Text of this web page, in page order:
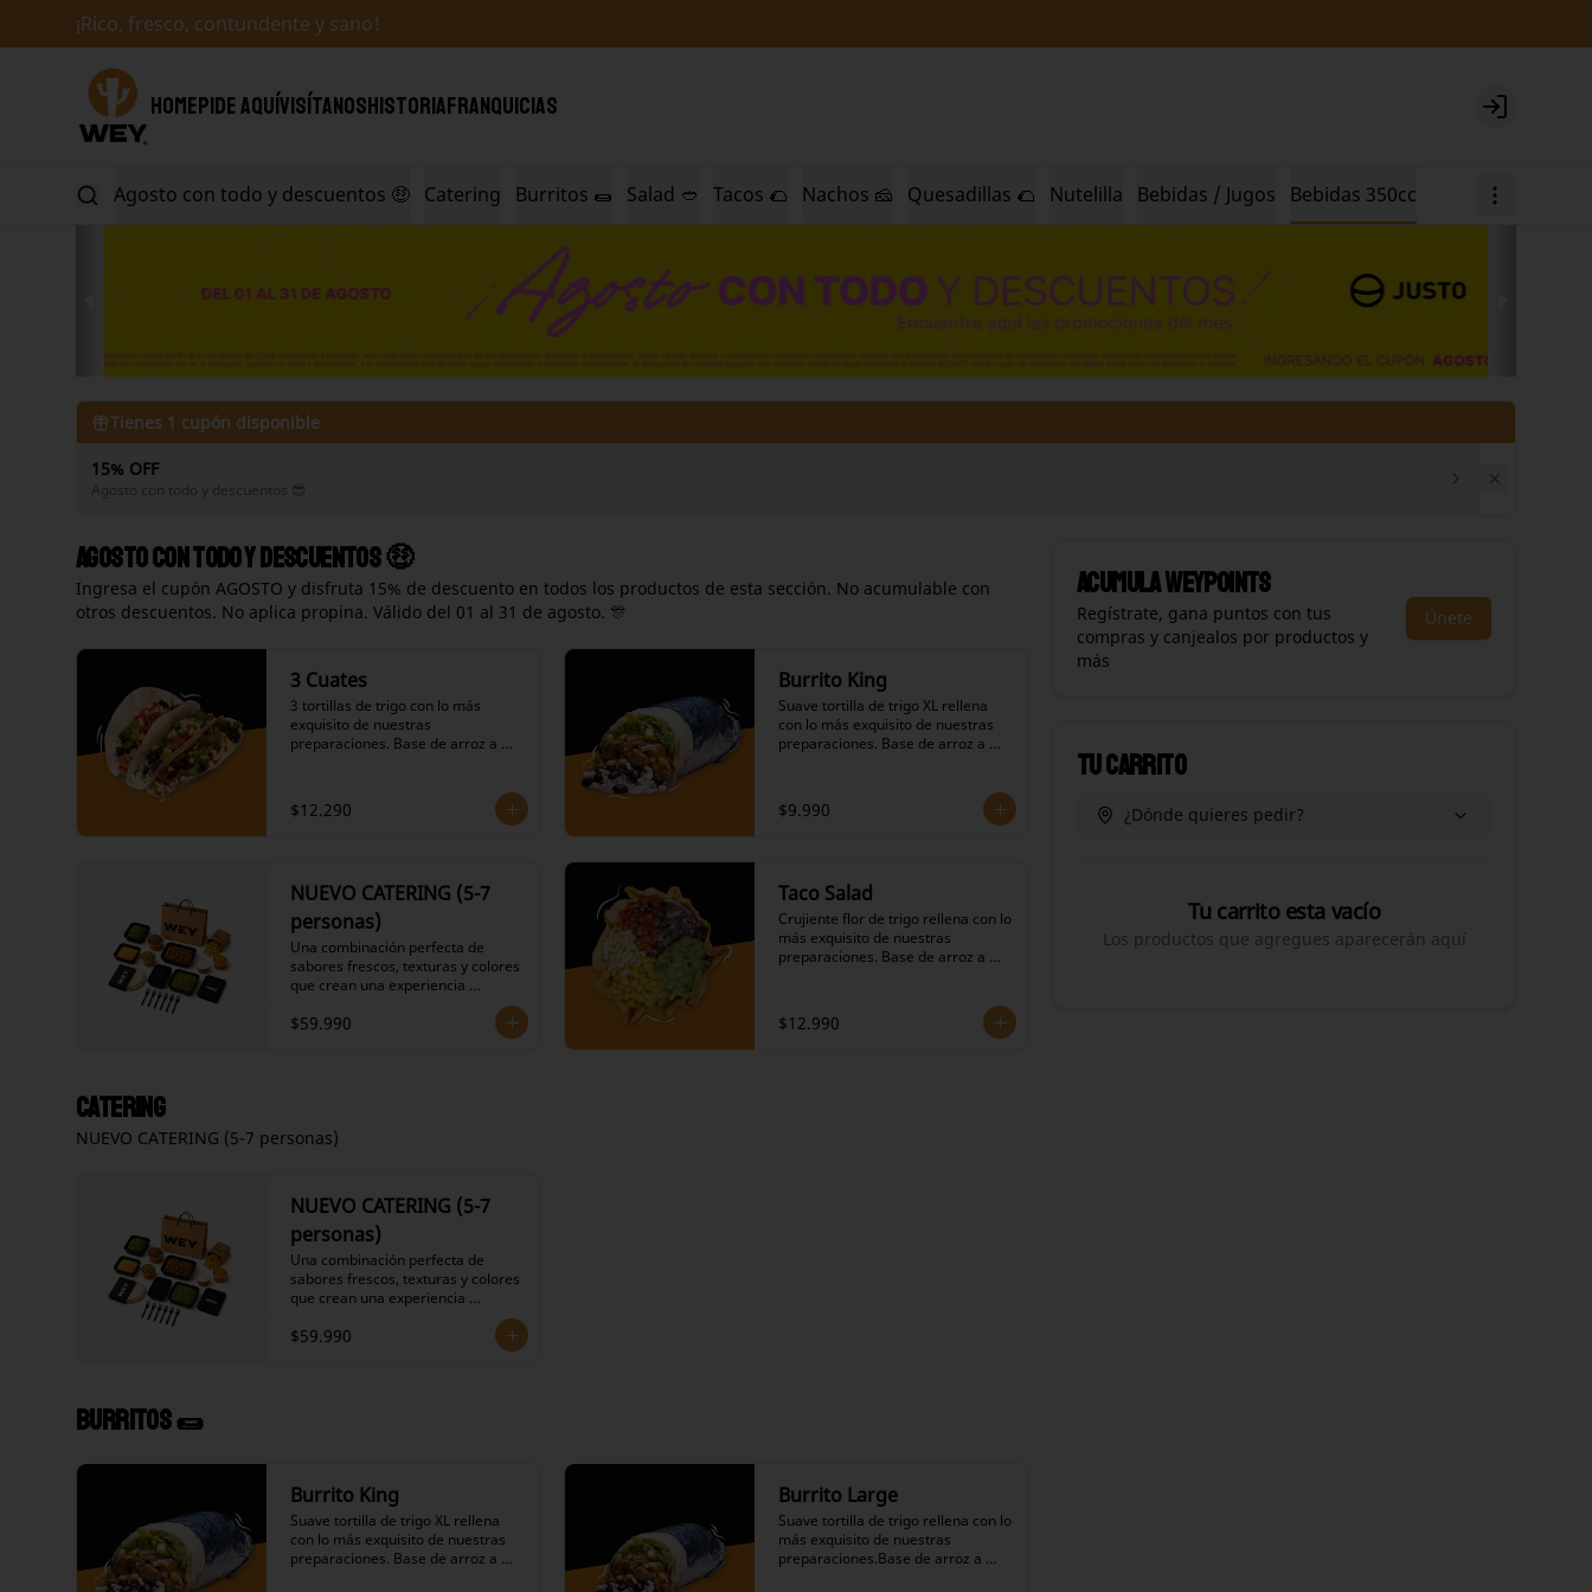
¡Rico, fresco, contundente y sano!
HOMEPIDE AQUÍVISÍTANOSHISTORIAFRANQUICIAS Login
Agosto con todo y descuentos 🤑 Catering Burritos 🌯 Salad 🥙 Tacos 🌮 Nachos 🧀 Quesadillas 🌮 Nutelilla Bebidas / Jugos Bebidas 350cc
Tienes 1 cupón disponible
15% OFF
Agosto con todo y descuentos 😎
Agosto con todo y descuentos 🤑
Ingresa el cupón AGOSTO y disfruta 15% de descuento en todos los productos de esta sección. No acumulable con
otros descuentos. No aplica propina. Válido del 01 al 31 de agosto. 🎊
3 Cuates
3 tortillas de trigo con lo más
exquisito de nuestras
preparaciones. Base de arroz a
elección, salteado de cebolla y
pimiento verde, repollo agridulce,
$12.290
Burrito King
Suave tortilla de trigo XL rellena
con lo más exquisito de nuestras
preparaciones. Base de arroz a
elección,salteado de cebolla y
pimiento verde, repollo agridulce,
ranchera , nuestro icónico
guacamole y nuestras salsas a
elección. Porciones grandes.
$9.990
NUEVO CATERING (5-7
personas)
Una combinación perfecta de
sabores frescos, texturas y colores
que crean una experiencia
memorable para tu grupo.
- Proteína a tu elección sazonada y
salsa.
- Choclo.
- Queso granulado
- Guacamole artesanal.
- Crema ácida.
- Pico de gallo fresco.
$59.990
Taco Salad
Crujiente flor de trigo rellena con lo
más exquisito de nuestras
preparaciones. Base de arroz a
elección, salteado de cebolla y
pimiento verde, repollo agridulce,
$12.990
Catering
NUEVO CATERING (5-7 personas)
NUEVO CATERING (5-7
personas)
Una combinación perfecta de
sabores frescos, texturas y colores
que crean una experiencia
memorable para tu grupo.
- Frijoles negros preparados en su
salsa.
- Choclo.
- Queso granulado
- Guacamole artesanal.
$59.990
Burritos 🌯
Burrito King
Suave tortilla de trigo XL rellena
con lo más exquisito de nuestras
preparaciones. Base de arroz a
Burrito Large
Suave tortilla de trigo rellena con lo
más exquisito de nuestras
preparaciones.Base de arroz a
AcumulaWEYPOINTS
Regístrate, gana puntos con tus
compras y canjealos por productos y
más
Únete
Tu Carrito
¿Dónde quieres pedir?
Tu carrito esta vacío
Los productos que agregues aparecerán aquí